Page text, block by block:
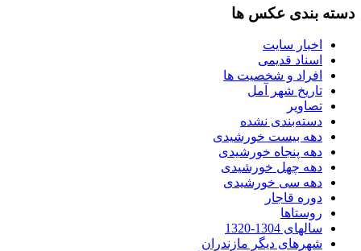
دسته بندی عکس ها
اخبار سایت
اسناد قدیمی
افراد و شخصیت ها
تاریخ شهر آمل
تصاویر
دسته‌بندی نشده
دهه بیست خورشیدی
دهه پنجاه خورشیدی
دهه چهل خورشیدی
دهه سی خورشیدی
دوره قاجار
روستاها
سالهای 1304-1320
شهرهای دیگر مازندران